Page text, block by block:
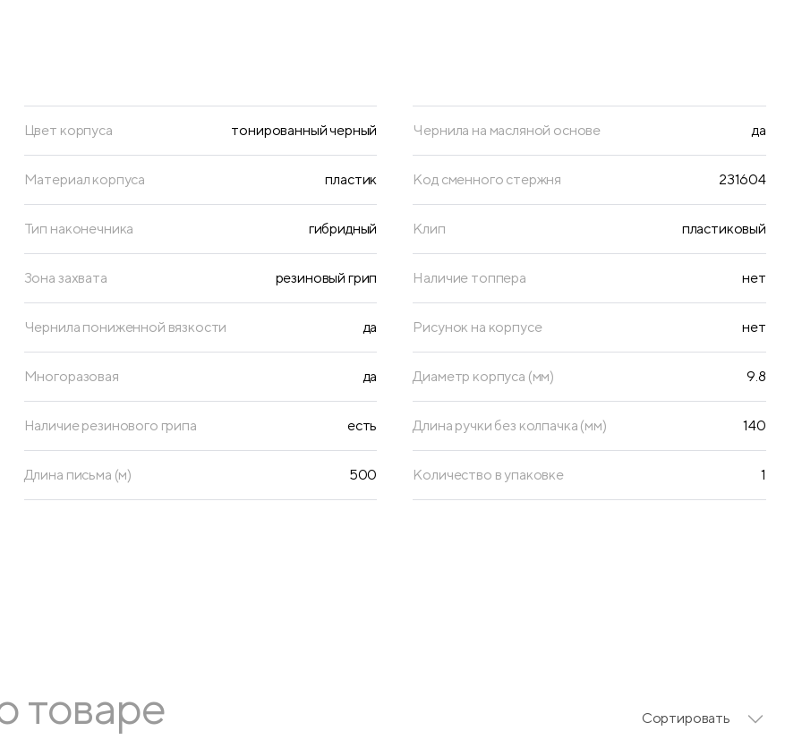
Цвет корпуса тонированный черный
Материал корпуса пластик
Тип наконечника гибридный
Зона захвата резиновый грип
Чернила пониженной вязкости да
Многоразовая да
Наличие резинового грипа есть
Длина письма (м) 500
Чернила на масляной основе да
Код сменного стержня 231604
Клип пластиковый
Наличие топпера нет
Рисунок на корпусе нет
Диаметр корпуса (мм) 9.8
Длина ручки без колпачка (мм) 140
Количество в упаковке 1
товаре Сортировать